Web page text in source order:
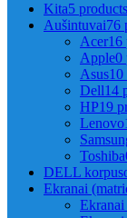
Kita5 products
Aušintuvai76
Acer16
Apple0
Asus10
Dell14
HP19
Lenovo
Toshiba
DELL
Ekranai
Ekranai